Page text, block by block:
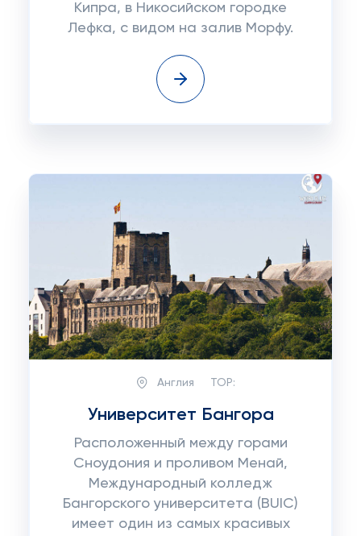
Кипра, в Никосийском городке
Лефка, с видом на залив Морфу.
Англия TOP:
Университет Бангора
Расположенный между горами
Сноудония и проливом Менай,
Международный колледж
Бангорского университета (BUIC)
имеет один из самых красивых